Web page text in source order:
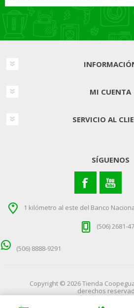
MI CUENTA
SERVICIO AL
SÍGUENOS
1 kilómetro al este del Banco
(506) 2681-
Copyright © 2026 Tienda
derechos